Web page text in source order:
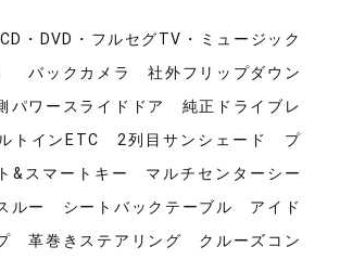
・DVD・フルセグTV・ミュージック
バックカメラ 社外フリップダウン
パワースライドドア 純正ドライブレ
トインETC 2列目サンシェード プ
&スマートキー マルチセンターシー
ルー シートバックテーブル アイド
革巻きステアリング クルーズコン